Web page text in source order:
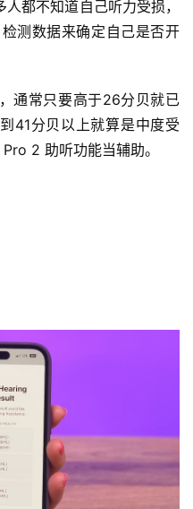
都不知道自己听力受损，
测数据来确定自己是否开
通常只要高于26分贝就已
41分贝以上就算是中度受
2 助听功能当辅助。